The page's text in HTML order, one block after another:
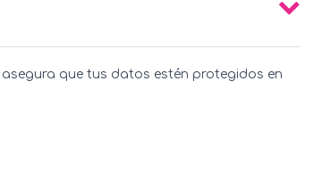
que tus datos estén protegidos en